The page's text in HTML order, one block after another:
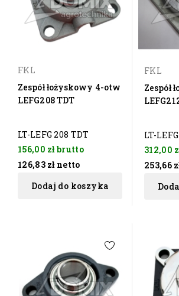
FKL
Zespół łożyskowy 4-otw
LEFG208 TDT
LT-LEFG 208 TDT
156,00 złbrutto
126,83 zł netto
Dodaj do koszyka
FKL
Zespół
LT-
312,00
253,66